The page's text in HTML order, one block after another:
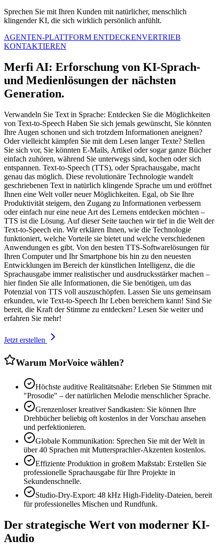
Sprechen Sie mit Ihren Kunden mit natürlicher, menschlich
klingender KI, die sich wirklich persönlich anfühlt.
AGENTEN-PLATTFORM ENTDECKENVERTRIEB
KONTAKTIEREN
Merfi AI: Erforschung von KI-Sprach-
und Medienlösungen der nächsten
Generation.
Verwandeln Sie Text in Sprache: Entdecken Sie die Möglichkeiten
von Text-to-Speech Haben Sie sich jemals gewünscht, Sie könnten
Ihre Augen schonen und sich trotzdem Informationen aneignen?
Oder vielleicht kämpfen Sie mit dem Lesen langer Texte? Stellen
Sie sich vor, Sie könnten E-Mails, Artikel oder sogar ganze Bücher
einfach zuhören, während Sie unterwegs sind, kochen oder sich
entspannen. Text-to-Speech (TTS), oder Sprachausgabe, macht
genau das möglich. Diese revolutionäre Technologie wandelt
geschriebenen Text in natürlich klingende Sprache um und eröffnet
Ihnen eine Welt voller neuer Möglichkeiten. Egal, ob Sie Ihre
Produktivität steigern, den Zugang zu Informationen verbessern
oder einfach nur eine neue Art des Lernens entdecken möchten –
TTS ist die Lösung. Auf dieser Seite tauchen wir tief in die Welt der
Text-to-Speech ein. Wir erklären Ihnen, wie die Technologie
funktioniert, welche Vorteile sie bietet und welche verschiedenen
Anwendungen es gibt. Von den besten TTS-Softwarelösungen für
Ihren Computer und Ihr Smartphone bis hin zu den neuesten
Entwicklungen im Bereich der künstlichen Intelligenz, die die
Sprachausgabe immer realistischer und ausdrucksstärker machen –
hier finden Sie alle Informationen, die Sie benötigen, um das
Potenzial von TTS voll auszuschöpfen. Lassen Sie uns gemeinsam
erkunden, wie Text-to-Speech Ihr Leben bereichern kann! Sind Sie
bereit, die Kraft der Stimme zu entdecken? Lesen Sie weiter und
erfahren Sie mehr!
Jetzt erstellen
Warum MorVoice wählen?
Höchste auditive Realitätsnähe: Erleben Sie Stimmen mit
"Prosodie" – der natürlichen Melodie menschlicher Sprache.
Grenzenloser kreativer Sandkasten: Sie können Ihre
Drehbücher beliebig oft kostenlos in der Vorschau ansehen
und perfektionieren.
Globale Kommunikation: Sprechen Sie mit der Welt in
über 40 Sprachen mit Muttersprachler-Akzenten kostenlos.
Effiziente Produktion in großem Maßstab: Erstellen Sie
professionelle Sprachausgabe für Ihre Projekte in
Sekundenschnelle.
Studio-Dry-Export: 48 kHz High-Fidelity-Dateien, bereit
für professionelles Mischen und Rundfunk.
Der strategische Wert von moderner KI-
Audio